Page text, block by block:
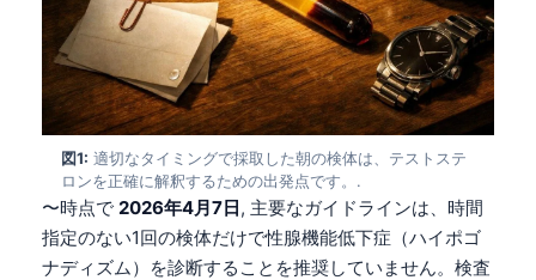
図1: 適切なタイミングで採取した朝の検体は、テストステ
ロンを正確に解釈するための出発点です。.
〜時点で 2026年4月7日, 主要なガイドラインは、時間
指定のない1回の検体だけで性腺機能低下症（ハイポゴ
ナディズム）を診断することを推奨していません。検査